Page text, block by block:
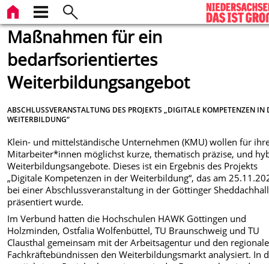
Maßnahmen für ein
bedarfsorientiertes
Weiterbildungsangebot
ABSCHLUSSVERANSTALTUNG DES PROJEKTS „DIGITALE KOMPETENZEN IN
WEITERBILDUNG“
Klein- und mittelständische Unternehmen (KMU) wollen für
Mitarbeiter*innen möglichst kurze, thematisch präzise, und
Weiterbildungsangebote. Dieses ist ein Ergebnis des Projekts
„Digitale Kompetenzen in der Weiterbildung“, das am
bei einer Abschlussveranstaltung in der Göttinger
präsentiert wurde.
Im Verbund hatten die Hochschulen HAWK Göttingen und
Holzminden, Ostfalia Wolfenbüttel, TU Braunschweig und TU
Clausthal gemeinsam mit der Arbeitsagentur und den
Fachkräftebündnissen den Weiterbildungsmarkt analysiert. In